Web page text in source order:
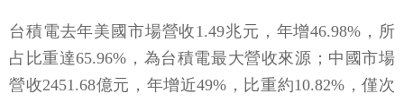
台積電去年美國市場營收1.49兆元，年增46.98%，所
占比重達65.96%，為台積電最大營收來源；中國市場
營收2451.68億元，年增近49%，比重約10.82%，僅次